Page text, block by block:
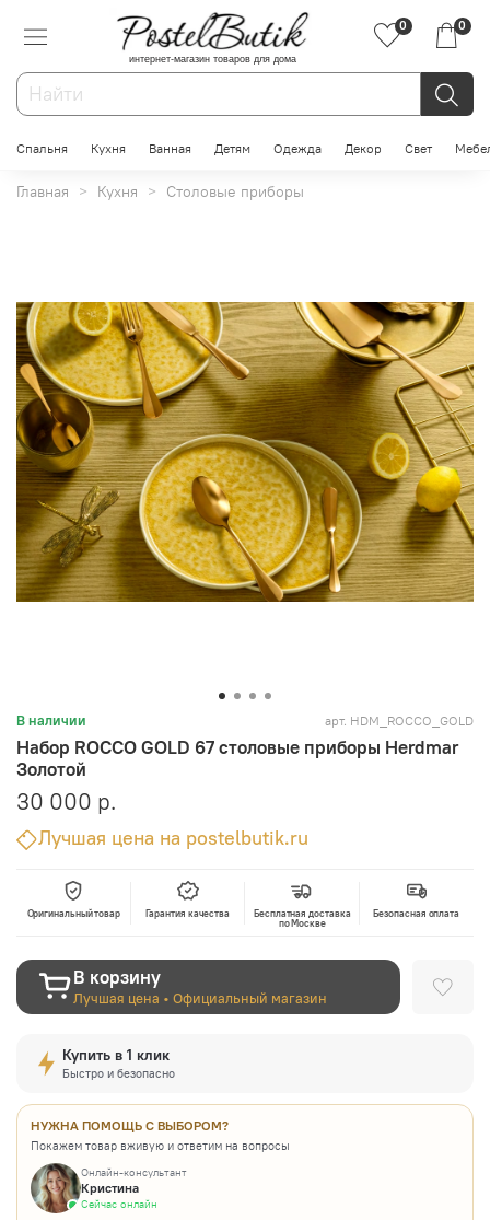
интернет-магазин товаров для дома
0 0
Спальня Кухня Ванная Детям Одежда Декор Свет
Главная Кухня Столовые приборы
В наличии арт. HDM_ROCCO_GOLD
Набор ROCCO GOLD 67 столовые приборы Herdmar
Золотой
30 000 р.
Лучшая цена на postelbutik.ru
Оригинальный товар Гарантия качества
Бесплатная доставка
по Москве
Безопасная оплата
В корзину
Лучшая цена • Официальный магазин
Купить в 1 клик
Быстро и безопасно
НУЖНА ПОМОЩЬ С ВЫБОРОМ?
Покажем товар вживую и ответим на вопросы
Онлайн-консультант
Кристина
Сейчас онлайн